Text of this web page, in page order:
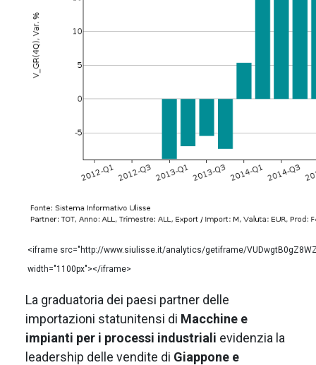
<iframe src="http://www.siulisse.it/analytics/getiframe/
width="1100px"></iframe>
La graduatoria dei paesi partner delle
importazioni statunitensi di Macchine e
impianti per i processi industriali evidenzia la
leadership delle vendite di Giappone e